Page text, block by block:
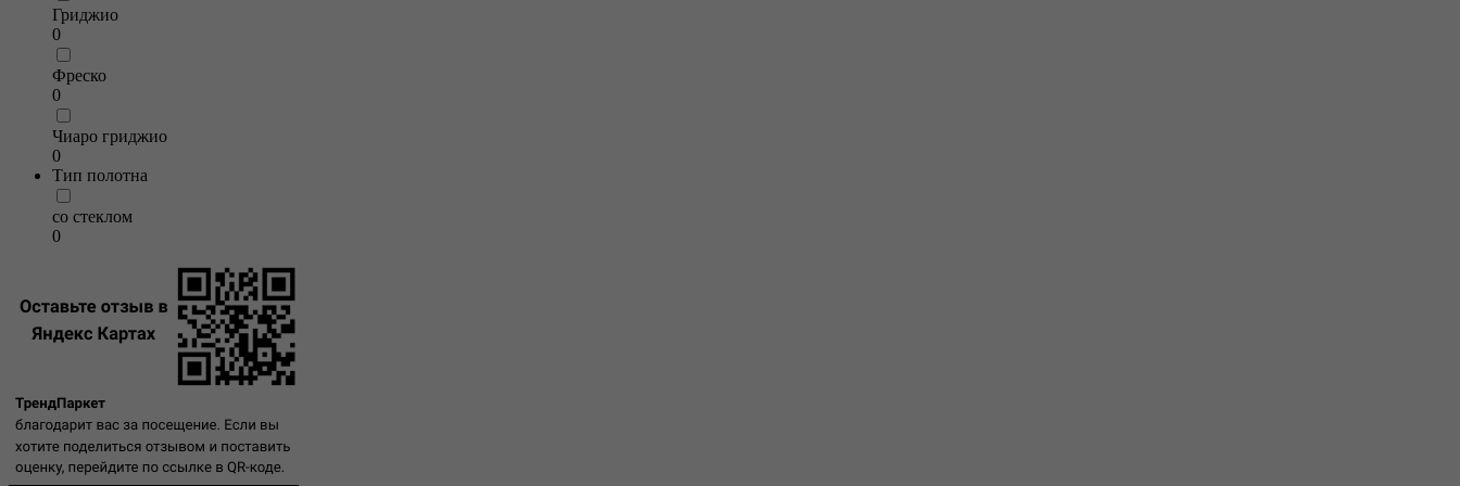
Гриджио
0
Фреско
0
Чиаро гриджио
0
Тип полотна
со стеклом
0